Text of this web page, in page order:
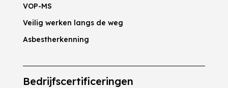
VOP-MS
Veilig werken langs de weg
Asbestherkenning
Bedrijfscertificeringen